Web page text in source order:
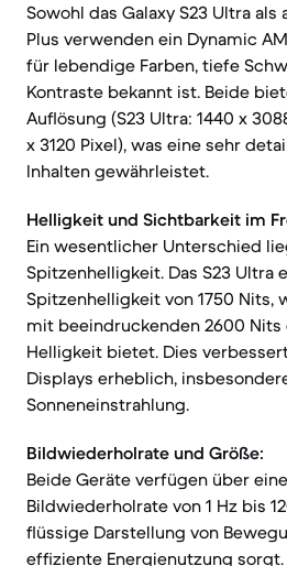
Sowohl das Galaxy S23 Ultra als
Plus verwenden ein Dynamic
für lebendige Farben, tiefe
Kontraste bekannt ist. Beide
Auflösung (S23 Ultra: 1440 x
x 3120 Pixel), was eine sehr
Inhalten gewährleistet.
Helligkeit und Sichtbarkeit im
Ein wesentlicher Unterschied
Spitzenhelligkeit. Das S23 Ultra
Spitzenhelligkeit von 1750 Nits,
mit beeindruckenden 2600
Helligkeit bietet. Dies
Displays erheblich,
Sonneneinstrahlung.
Bildwiederholrate und Größe:
Beide Geräte verfügen über
Bildwiederholrate von 1 Hz bis
flüssige Darstellung von
effiziente Energienutzung sorgt.